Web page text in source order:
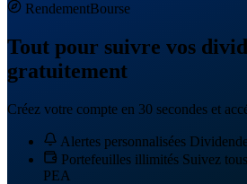
RendementBourse
Tout pour suivre vos
gratuitement
Créez votre compte en 30 secondes et
Alertes personnalisées
Portefeuilles illimités Suivez
PEA